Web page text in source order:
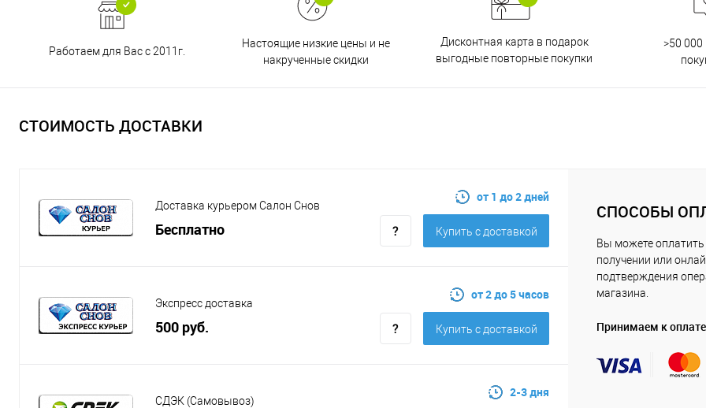
Работаем для Вас с 2011г.
Настоящие низкие цены и не
накрученные скидки
Дисконтная карта в подарок
выгодные повторные покупки
>50
СТОИМОСТЬ ДОСТАВКИ
Доставка курьером Салон Снов
Бесплатно
от 1 до 2 дней
Купить c доставкой
Экспресс доставка
500 руб.
от 2 до 5 часов
Купить c доставкой
СДЭК (Самовывоз)
2-3 дня
СПОСОБЫ
Вы можете оплатить
получении или
подтверждения
магазина.
Принимаем к оплате